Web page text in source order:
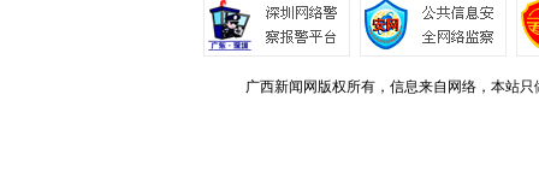
广西新闻网版权所有，信息来自网络，本站